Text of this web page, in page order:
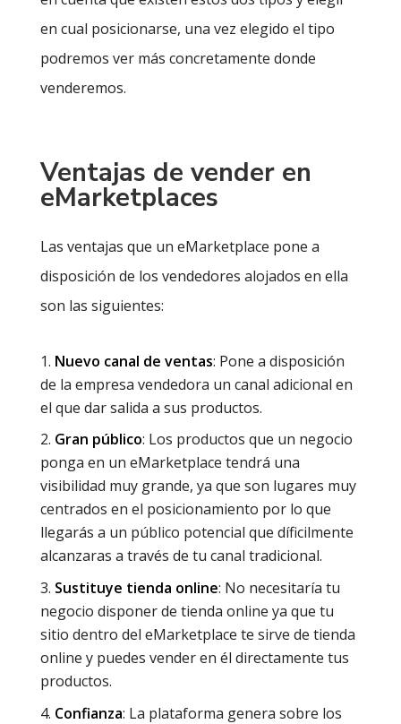
en cual posicionarse, una vez elegido el tipo
podremos ver más concretamente donde
venderemos.
Ventajas de vender en
eMarketplaces
Las ventajas que un eMarketplace pone a
disposición de los vendedores alojados en ella
son las siguientes:
Nuevo canal de ventas: Pone a disposición
de la empresa vendedora un canal adicional en
el que dar salida a sus productos.
Gran público: Los productos que un negocio
ponga en un eMarketplace tendrá una
visibilidad muy grande, ya que son lugares muy
centrados en el posicionamiento por lo que
llegarás a un público potencial que díficilmente
alcanzaras a través de tu canal tradicional.
Sustituye tienda online: No necesitaría tu
negocio disponer de tienda online ya que tu
sitio dentro del eMarketplace te sirve de tienda
online y puedes vender en él directamente tus
productos.
Confianza: La plataforma genera sobre los